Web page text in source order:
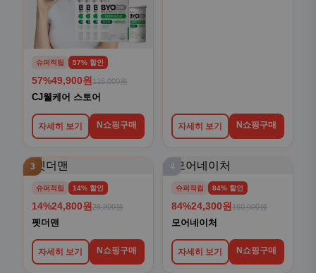
슈퍼적립 57% 할인
57%49,900원 116,000원
CJ웰케어 스토어
자세히 보기 N쇼핑구매 자세히 보기 N쇼핑구매
3
슈퍼적립 14% 할인
14%24,800원 28,800원
펫더맨
자세히 보기 N쇼핑구매
4
슈퍼적립 84% 할인
84%24,300원 150,000원
모어네이처
자세히 보기 N쇼핑구매